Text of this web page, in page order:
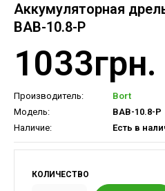
Аккумуляторная
BAB-10.8-P
1033грн.
Производитель:
Bort
Модель:
BAB-10.8-P
Наличие:
Есть в
КОЛИЧЕСТВО